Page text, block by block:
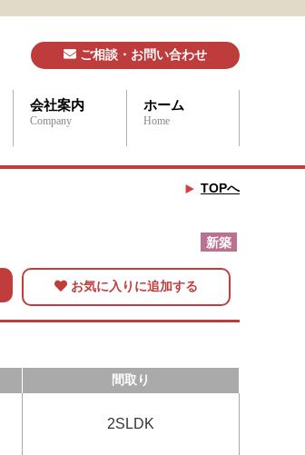
ご相談・お問い合わせ
会社案内
Company
ホーム
Home
TOPへ
新築
お気に入りに追加する
間取り
2SLDK